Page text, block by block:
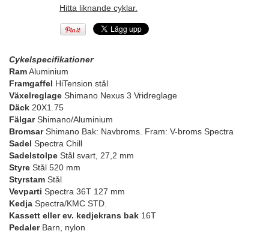
Hitta liknande cyklar.
Cykelspecifikationer
RamAluminium
Framgaffel HiTension stål
Växelreglage Shimano Nexus 3 Vridreglage
Däck 20X1.75
FälgarShimano/Aluminium
BromsarShimano Bak: Navbroms. Fram: V-broms Spectra
Sadel Spectra Chill
Sadelstolpe Stål svart, 27,2 mm
Styre Stål 520 mm
Styrstam Stål
Vevparti Spectra 36T 127 mm
Kedja Spectra/KMC STD.
Kassett eller ev. kedjekrans bak 16T
PedalerBarn, nylon